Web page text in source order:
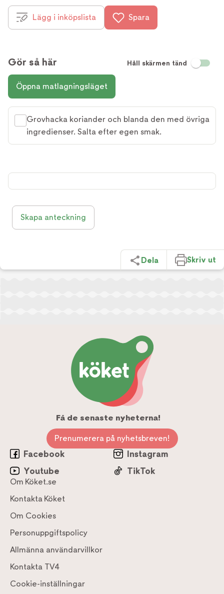
Lägg i inköpslista Spara
Gör så här Håll skärmen tänd
Öppna matlagningsläget
Grovhacka koriander och blanda den med övriga
ingredienser. Salta efter egen smak.
Skapa anteckning
Dela Skriv ut
Få de senaste nyheterna!
Prenumerera på nyhetsbreven!
Facebook
Instagram
Youtube
TikTok
Om Köket.se
Kontakta Köket
Om Cookies
Personuppgiftspolicy
Allmänna användarvillkor
Kontakta TV4
Cookie-inställningar